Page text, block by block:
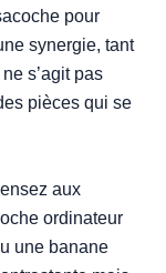
pour
synergie, tant
s’agit pas
pièces qui se
aux
ordinateur
une banane